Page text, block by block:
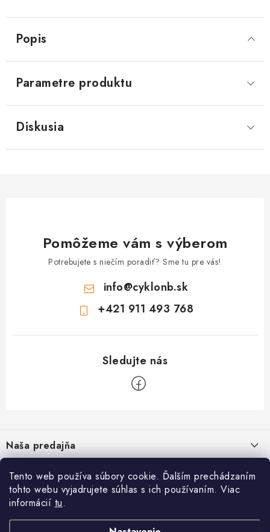
Tento web používa súbory cookie. Ďalším prechádzaním
tohto webu vyjadrujete súhlas s ich používaním. Viac
informácií tu.
Popis
Parametre produktu
Diskusia
Pomôžeme vám s výberom
Potrebujete s niečím poradiť? Sme tu pre vás!
info@cyklonb.sk
+421 911 493 768
p
ä
Naša predajňa
CYKLO NB - Jozef Valach
Informácie
Blog
O nás
Napíšte nám
Bezpečné platby